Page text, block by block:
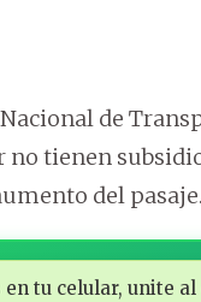
de
tienen
del pasaje.
tu celular, unite